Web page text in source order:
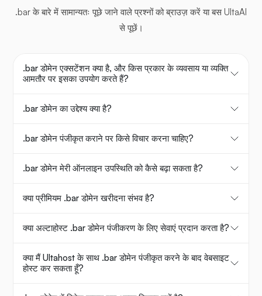
.bar के बारे में सामान्यतः पूछे जाने वाले प्रश्नों को ब्राउज़ करें या बस UltaAI
से पूछें।
.bar डोमेन एक्सटेंशन क्या है, और किस प्रकार के व्यवसाय या व्यक्ति
आमतौर पर इसका उपयोग करते हैं?
.bar डोमेन का उद्देश्य क्या है?
.bar डोमेन पंजीकृत कराने पर किसे विचार करना चाहिए?
.bar डोमेन मेरी ऑनलाइन उपस्थिति को कैसे बढ़ा सकता है?
क्या प्रीमियम .bar डोमेन खरीदना संभव है?
क्या अल्टाहोस्ट .bar डोमेन पंजीकरण के लिए सेवाएं प्रदान करता है?
क्या मैं Ultahost के साथ .bar डोमेन पंजीकृत करने के बाद वेबसाइट
होस्ट कर सकता हूँ?